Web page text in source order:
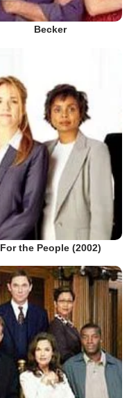
Becker
For the People (2002)